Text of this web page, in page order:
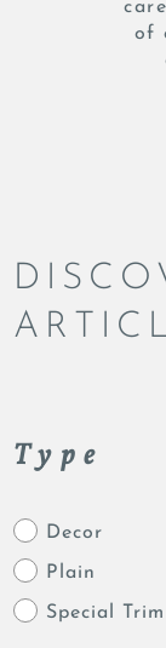
of
Type
Decor
Plain
Special Trim